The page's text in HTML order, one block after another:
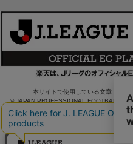
本サイトで使用している文章・画像
© JAPAN PROFESSIONAL FOOTBALL